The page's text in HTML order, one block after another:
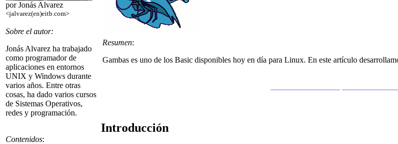
por Jonás Alvarez
<jalvarez(en)eitb.com>
Sobre el autor:
Jonás Alvarez ha trabajado
como programador de
aplicaciones en entornos
UNIX y Windows durante
varios años. Entre otras
cosas, ha dado varios cursos
de Sistemas Operativos,
redes y programación.
Contenidos:
Resumen:
Gambas es uno de los Basic disponibles hoy en día para Linux. En este artículo
Introducción